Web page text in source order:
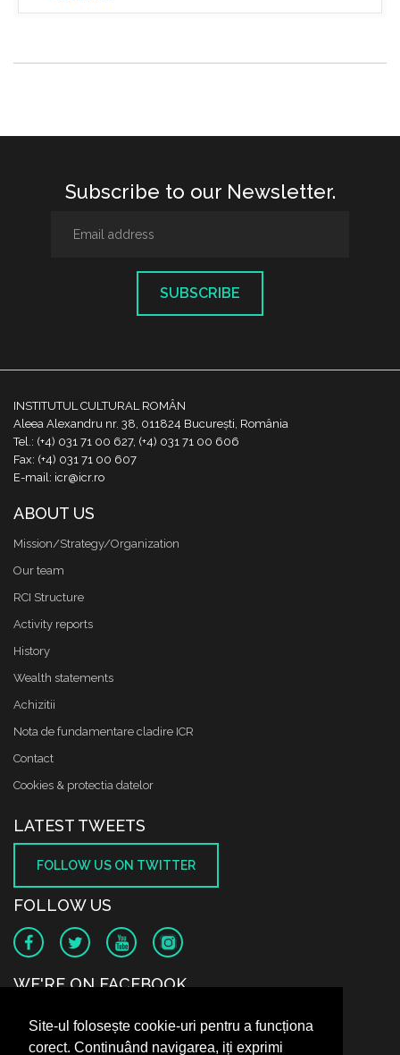
Site-ul folosește cookie-uri pentru a funcționa
corect. Continuând navigarea, iți exprimi
Subscribe to our Newsletter.
SUBSCRIBE
INSTITUTUL CULTURAL ROMÂN
Aleea Alexandru nr. 38, 011824 București, România
Tel.: (+4) 031 71 00 627, (+4) 031 71 00 606
Fax: (+4) 031 71 00 607
E-mail: icr@icr.ro
ABOUT US
Mission/Strategy/Organization
Our team
RCI Structure
Activity reports
History
Wealth statements
Achizitii
Nota de fundamentare cladire ICR
Contact
Cookies & protectia datelor
LATEST TWEETS
FOLLOW US ON TWITTER
FOLLOW US
WE'RE ON FACEBOOK